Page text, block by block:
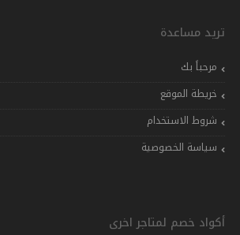
تريد مساعدة
مرحباً بك
خريطة الموقع
شروط الاستخدام
سياسة الخصوصية
أكواد خصم لمتاجر اخرى